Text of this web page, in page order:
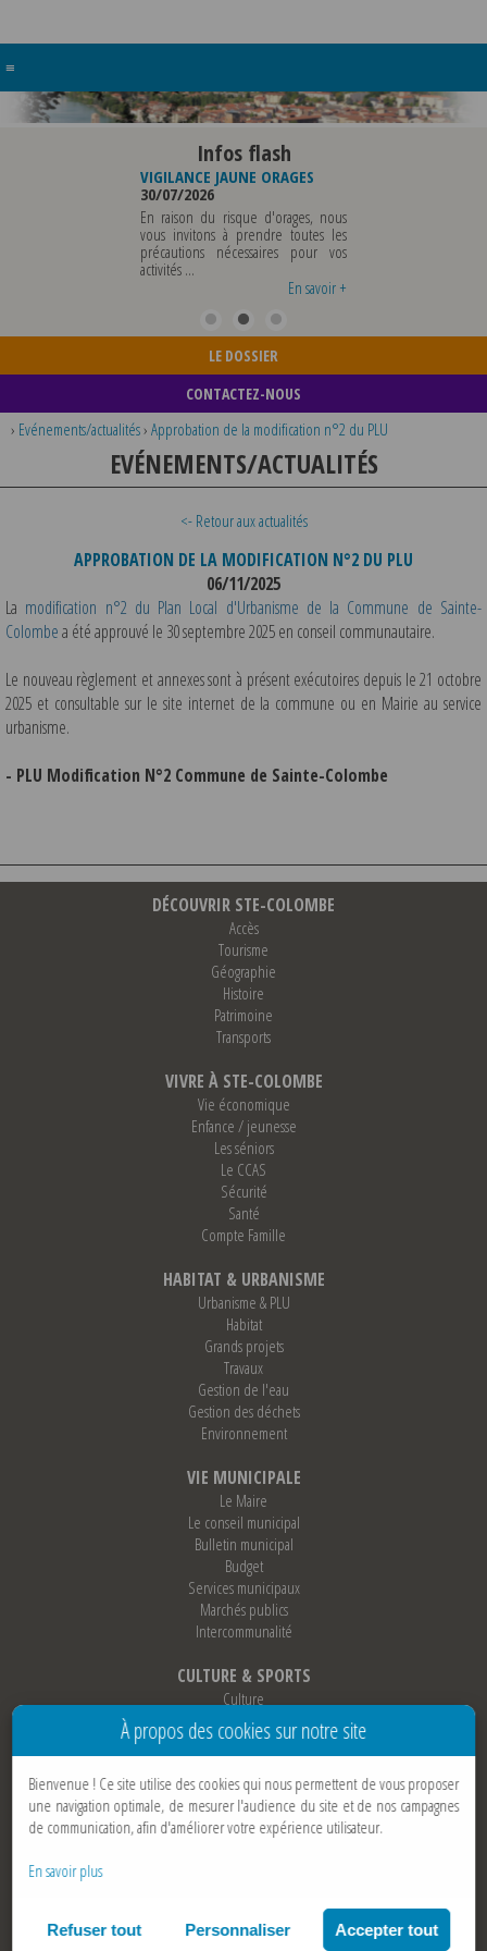
≡
Infos flash
VIGILANCE JAUNE ORAGES
30/07/2026
En raison du risque d'orages, nous
vous invitons à prendre toutes les
précautions nécessaires pour vos
activités ...
En savoir +
LE DOSSIER
CONTACTEZ-NOUS
› Evénements/actualités› Approbation de la modification n°2 du PLU
EVÉNEMENTS/ACTUALITÉS
<- Retour aux actualités
APPROBATION DE LA MODIFICATION N°2 DU PLU
06/11/2025
La modification n°2 du Plan Local d'Urbanisme de la Commune de Sainte-
Colombea été approuvé le 30 septembre 2025 en conseil communautaire.
Le nouveau règlement et annexes sont à présent exécutoires depuis le 21 octobre
2025 et consultable sur le site internet de la commune ou en Mairie au service
urbanisme.
- PLU Modification N°2 Commune de Sainte-Colombe
DÉCOUVRIR STE-COLOMBE
Accès
Tourisme
Géographie
Histoire
Patrimoine
Transports
VIVRE À STE-COLOMBE
Vie économique
Enfance / jeunesse
Les séniors
Le CCAS
Sécurité
Santé
Compte Famille
HABITAT & URBANISME
Urbanisme & PLU
Habitat
Grands projets
Travaux
Gestion de l'eau
Gestion des déchets
Environnement
VIE MUNICIPALE
Le Maire
Le conseil municipal
Bulletin municipal
Budget
Services municipaux
Marchés publics
Intercommunalité
CULTURE & SPORTS
Culture
Sports
Loisirs
Associations
Jumelage
AIDE & CONTACT
Politique cookies
À propos des cookies sur notre site
Bienvenue ! Ce site utilise des cookies qui nous permettent de vous proposer
une navigation optimale, de mesurer l'audience du site et de nos campagnes
de communication, afin d'améliorer votre expérience utilisateur.
En savoir plus